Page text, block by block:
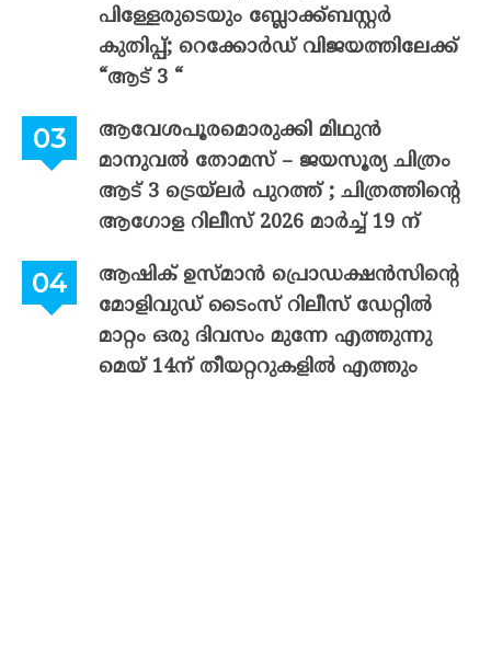
പിള്ളേരുടെയും ബ്ലോക്ക്ബസ്റ്റർ
കുതിപ്പ്; റെക്കോർഡ് വിജയത്തിലേക്ക്
“ആട് 3 “
ആവേശപൂരമൊരുക്കി മിഥുൻ
മാനുവൽ തോമസ് – ജയസൂര്യ ചിത്രം
ആട് 3 ട്രെയ്‌ലർ പുറത്ത് ; ചിത്രത്തിന്റെ
ആഗോള റിലീസ് 2026 മാർച്ച് 19 ന്
ആഷിക് ഉസ്മാൻ പ്രൊഡക്ഷൻസിന്റെ
മോളിവുഡ് ടൈംസ് റിലീസ് ഡേറ്റിൽ
മാറ്റം ഒരു ദിവസം മുന്നേ എത്തുന്നു
മെയ് 14ന് തീയറ്ററുകളിൽ എത്തും